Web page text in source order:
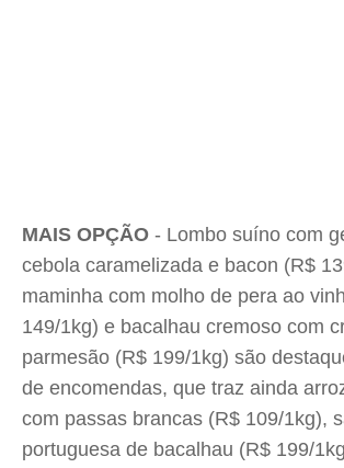
MAIS OPÇÃO - Lombo suíno com
cebola caramelizada e bacon (R$
maminha com molho de pera ao
149/1kg) e bacalhau cremoso com
parmesão (R$ 199/1kg) são
de encomendas, que traz ainda
com passas brancas (R$ 109/1kg),
portuguesa de bacalhau (R$ 199/